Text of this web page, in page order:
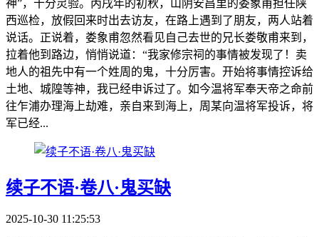
神”，十分灵验。丙戌年的初秋，山阴安昌里的娄象甫担任陕
西巡检，放假回来时出去访友，在路上遇到了朋友，两人站着
说话。正说着，娄象甫忽然看见自己去世的兄长娄敬甫来到，
拉着他到路边，悄悄说道：“我家修宗祠的事情被发现了！卖
地人的祖先中有一个姓周的鬼，十分厉害。开始将事情控诉给
土地、城隍等神，我已经申诉过了。如今温将军奉天帝之命前
往乍浦办理海上劫难，亲自来到海上，周某向温将军投诉，将
军已经...
续子不语·卷八·鬼买缺
2025-10-30 11:25:53